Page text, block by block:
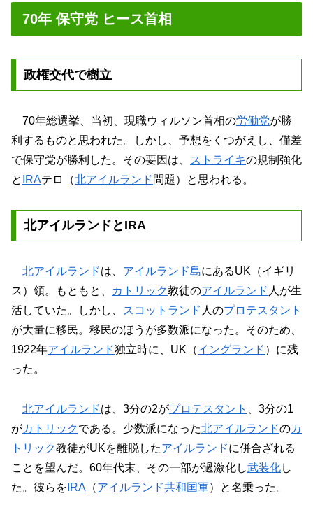
70年 保守党 ヒース首相
政権交代で樹立
70年総選挙、当初、現職ウィルソン首相の労働党が勝
利するものと思われた。しかし、予想をくつがえし、僅差
で保守党が勝利した。その要因は、
ストライキの規制強化
と IRAテロ（北アイルランド 問題）と思われる。
北アイルランドとIRA
北アイルランドは、 アイルランド島にあるUK（イギリ
ス）領。もともと、
カトリック教徒のアイルランド 人が生
活していた。しかし、
スコットランド 人のプロテスタント
が大量に移民。移民のほうが多数派になった。そのため、
1922年アイルランド独立時に、UK（イングランド ）に残
った。
北アイルランドは、3分の2がプロテスタント
、3分の1
がカトリックである。少数派になった北アイルランドのカ
トリック教徒がUKを離脱したアイルランドに併合ざれる
ことを望んだ。60年代末、その一部が過激化し武装化し
た。彼らを IRA （アイルランド共和国軍）と名乗った。